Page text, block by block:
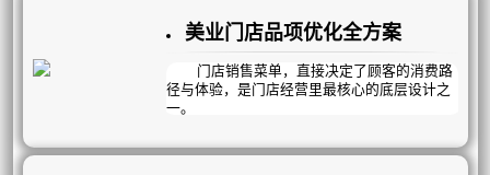
单升在点子上！
彻底告别“高意向客群找不到、大项目推
不动、活动策划全靠蒙”的经营痛点。
美业门店品项优化全方案
门店销售菜单，直接决定了顾客的消费路
径与体验，是门店经营里最核心的底层设计之
一。
环：项目繁杂零散，员工根本记不全所有内